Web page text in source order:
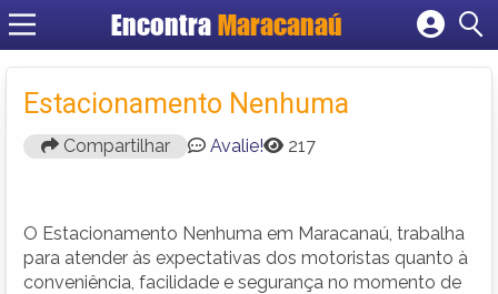
Encontra Maracanaú
Cadastrar empresa
Criar conta
Estacionamento Nenhuma
Compartilhar Avalie! 217
O Estacionamento Nenhuma em Maracanaú, trabalha
para atender às expectativas dos motoristas quanto à
conveniência, facilidade e segurança no momento de